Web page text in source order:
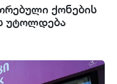
ქონების
უტოლდება